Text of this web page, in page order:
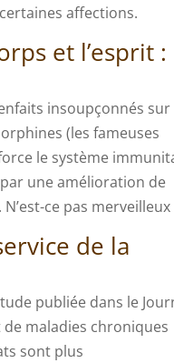
affections.
et l’esprit :
insoupçonnés sur
(les fameuses
le système
une amélioration de
ce pas merveilleux
de la
publiée dans le
maladies chroniques
sont plus